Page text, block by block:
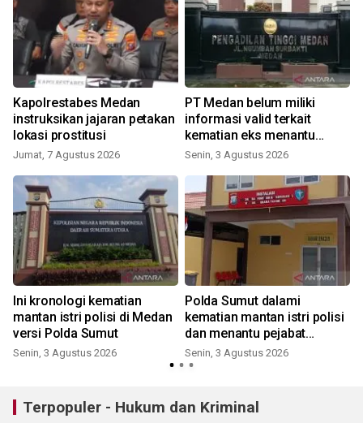
Kapolrestabes Medan
instruksikan jajaran petakan
lokasi prostitusi
Jumat, 7 Agustus 2026
PT Medan belum miliki
informasi valid terkait
kematian eks menantu
mantan pejabat
Senin, 3 Agustus 2026
Ini kronologi kematian
mantan istri polisi di Medan
versi Polda Sumut
Senin, 3 Agustus 2026
Polda Sumut dalami
kematian mantan istri polisi
dan menantu pejabat
kepaniteraan PT Medan
Senin, 3 Agustus 2026
Terpopuler - Hukum dan Kriminal